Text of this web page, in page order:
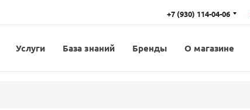
+7 (930) 114-04-06
Услуги База знаний Бренды О магазине